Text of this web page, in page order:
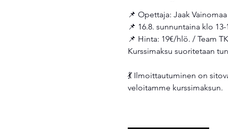
📌 Opettaja: Jaak Vainomaa
📌 16.8. sunnuntaina klo 13-
📌 Hinta: 19€/hlö. / Team
Kurssimaksu suoritetaan
💃 Ilmoittautuminen on
veloitamme kurssimaksun.